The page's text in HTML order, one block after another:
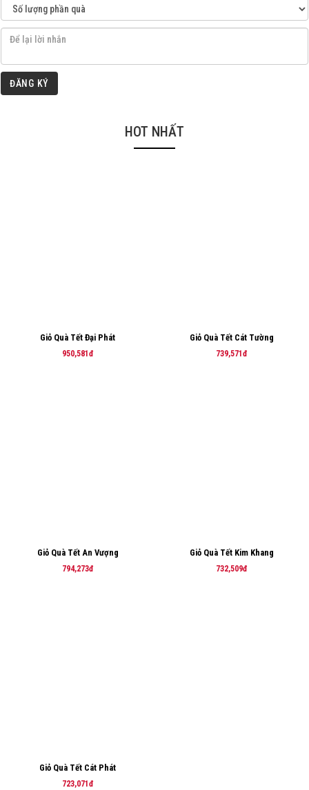
ĐĂNG KÝ
HOT NHẤT
Giỏ Quà Tết Đại Phát
950,581đ
Giỏ Quà Tết Cát Tường
739,571đ
Giỏ Quà Tết An Vượng
794,273đ
Giỏ Quà Tết Kim Khang
732,509đ
Giỏ Quà Tết Cát Phát
723,071đ